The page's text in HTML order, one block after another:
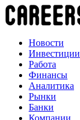
Новости
Инвестиции
Работа
Финансы
Аналитика
Рынки
Банки
Компании